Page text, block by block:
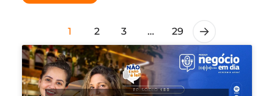
1 2 3 … 29